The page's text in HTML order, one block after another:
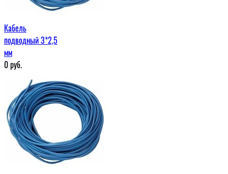
Кабель
подводный 3*2,5
мм
0руб.